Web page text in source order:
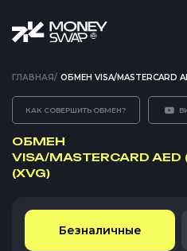
ГЛАВНАЯ/ ОБМЕН VISA/MASTERCARD
КАК СОВЕРШИТЬ ОБМЕН?
ОБМЕН
VISA/MASTERCARD AED
(XVG)
Безналичные